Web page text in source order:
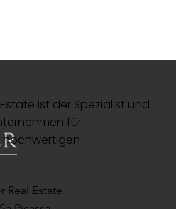
ist der Spezialist und
für
hochwertigen
Real Estate